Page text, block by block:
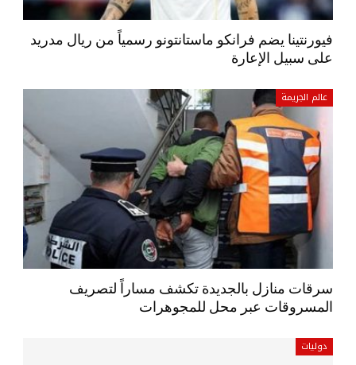
فيورنتينا يضم فرانكو ماستانتونو رسمياً من ريال مدريد
على سبيل الإعارة
عالم الجريمة
سرقات منازل بالجديدة تكشف مساراً لتصريف
المسروقات عبر محل للمجوهرات
دوليات